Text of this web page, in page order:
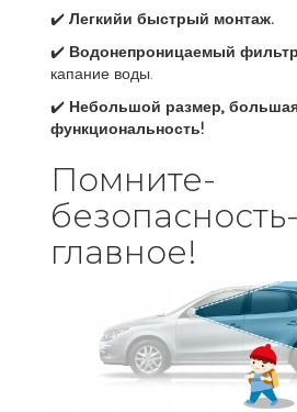
✔️ Легкийи быстрый монтаж.
✔️ Водонепроницаемый
капание воды.
✔️ Небольшой размер,
функциональность!
Помните-
главное!